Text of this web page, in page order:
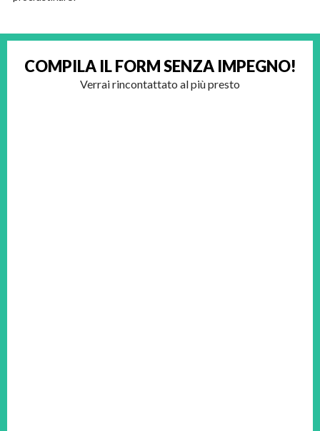
COMPILA IL FORMSENZA IMPEGNO!
Verrai rincontattato al più presto